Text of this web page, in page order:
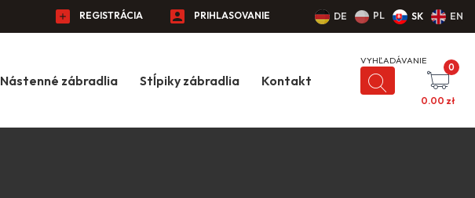
REGISTRÁCIA PRIHLASOVANIE DE PL SK EN
Nástenné zábradlia Stĺpiky zábradlia Kontakt
0
0.00 zł